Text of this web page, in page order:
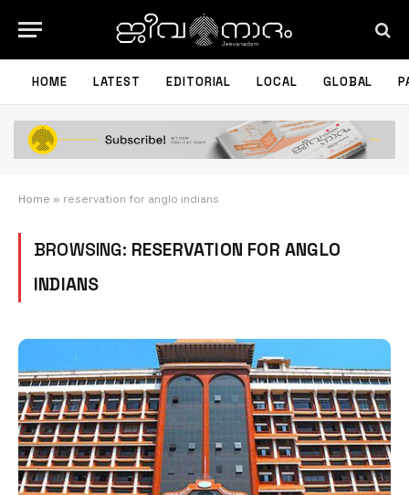
HOME LATEST EDITORIAL LOCAL GLOBAL
Home » reservation for anglo indians
BROWSING: RESERVATION FOR ANGLO
INDIANS